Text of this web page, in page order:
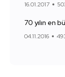
16.01.2017
70 yılın en
04.11.2016